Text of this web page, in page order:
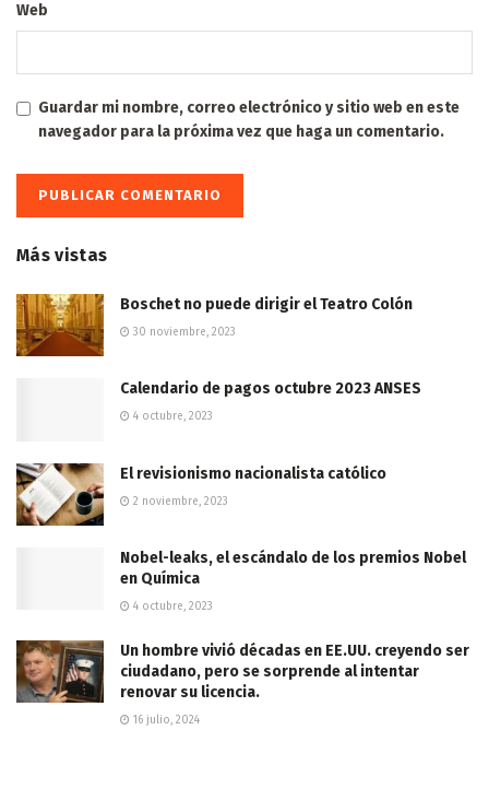
Web
Guardar mi nombre, correo electrónico y sitio web en este
navegador para la próxima vez que haga un comentario.
Más vistas
Boschet no puede dirigir el Teatro Colón
30 noviembre, 2023
Calendario de pagos octubre 2023 ANSES
4 octubre, 2023
El revisionismo nacionalista católico
2 noviembre, 2023
Nobel-leaks, el escándalo de los premios Nobel
en Química
4 octubre, 2023
Un hombre vivió décadas en EE.UU. creyendo ser
ciudadano, pero se sorprende al intentar
renovar su licencia.
16 julio, 2024